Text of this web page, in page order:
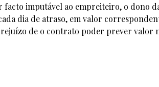
facto imputável ao empreiteiro, o dono
dia de atraso, em valor
de o contrato poder prever valor